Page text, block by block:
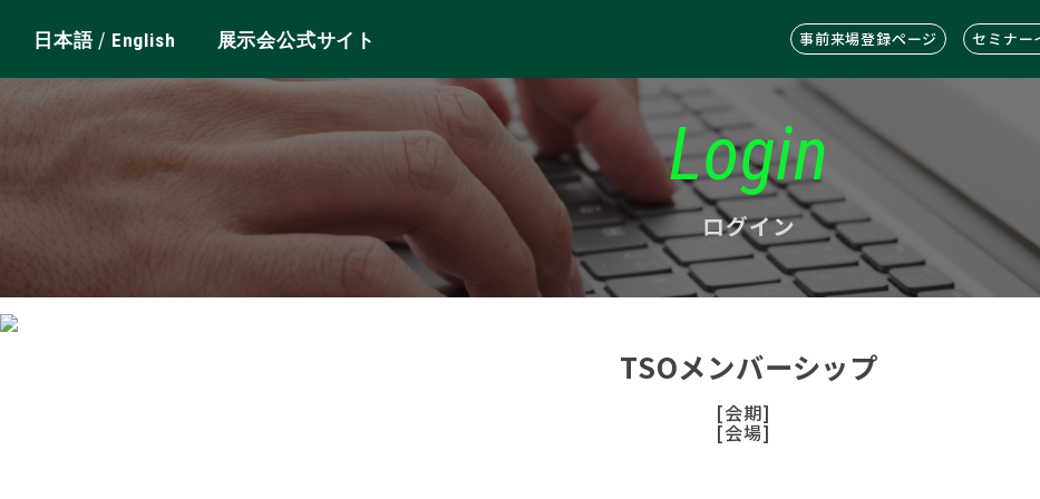
日本語/ English 展示会公式サイト 事前来場登録ページ セミナー
Login
ログイン
TSOメンバーシップ
[会期]
[会場]